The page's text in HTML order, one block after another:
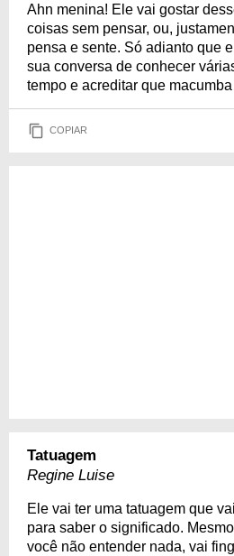
Ahn menina! Ele vai gostar
coisas sem pensar, ou,
pensa e sente. Só adianto que
sua conversa de conhecer
tempo e acreditar que
COPIAR
Tatuagem
Regine Luise
Ele vai ter uma tatuagem que
para saber o significado.
você não entender nada, vai